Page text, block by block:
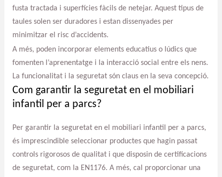
fusta tractada i superfícies fàcils de netejar. Aquest tipus de
taules solen ser duradores i estan dissenyades per
minimitzar el risc d’accidents.
A més, poden incorporar elements educatius o lúdics que
fomenten l’aprenentatge i la interacció social entre els nens.
La funcionalitat i la seguretat són claus en la seva concepció.
Com garantir la seguretat en el mobiliari
infantil per a parcs?
Per garantir la seguretat en el mobiliari infantil per a parcs,
és imprescindible seleccionar productes que hagin passat
controls rigorosos de qualitat i que disposin de certificacions
de seguretat, com la EN1176. A més, cal proporcionar una